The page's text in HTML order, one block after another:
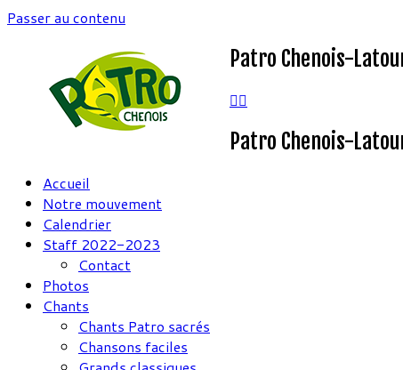
Passer au contenu
Patro Chenois-
Patro Chenois-
Accueil
Notre mouvement
Calendrier
Staff 2022-2023
Contact
Photos
Chants
Chants Patro sacrés
Chansons faciles